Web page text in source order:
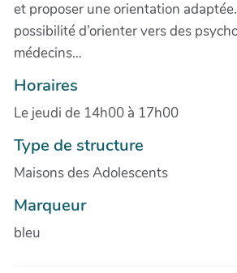
et proposer une orientation
possibilité d’orienter vers des
médecins…
Horaires
Le jeudi de 14h00 à 17h00
Type de structure
Maisons des Adolescents
Marqueur
bleu